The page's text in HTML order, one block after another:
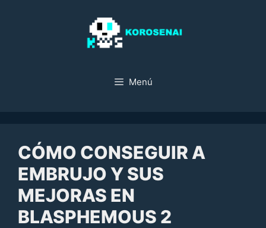
Menú
CÓMO CONSEGUIR A
EMBRUJO Y SUS
MEJORAS EN
BLASPHEMOUS 2